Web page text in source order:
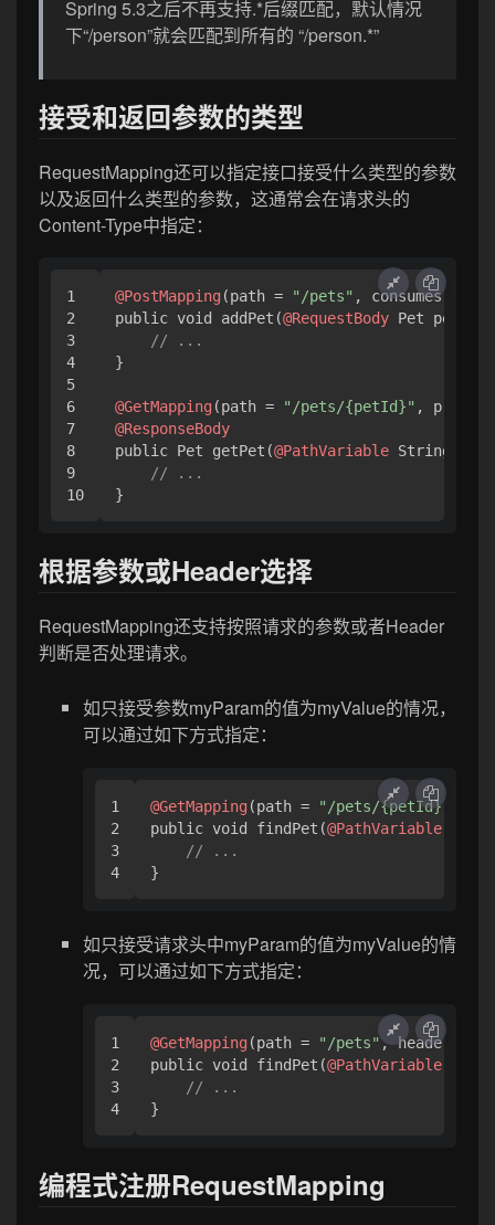
Spring 5.3之后不再支持.*后缀匹配，默认情况
下“/person”就会匹配到所有的 “/person.*”
接受和返回参数的类型
RequestMapping还可以指定接口接受什么类型的参数
以及返回什么类型的参数，这通常会在请求头的
Content-Type中指定：
1
2
3
4
5
6
7
8
9
@PostMapping(path = "/pets" , consumes =
public void addPet(@RequestBody Pet pet) {
// ...
}
@GetMapping(path = "/pets/{petId}" ,
@ResponseBody
public Pet getPet(@PathVariable String
// ...
}
根据参数或Header选择
RequestMapping还支持按照请求的参数或者Header
判断是否处理请求。
如只接受参数myParam的值为myValue的情况，
可以通过如下方式指定：
1
2
3
@GetMapping(path = "/pets/{petId}"
public void findPet(@PathVariable
// ...
}
如只接受请求头中myParam的值为myValue的情
况，可以通过如下方式指定：
1
2
3
@GetMapping(path = "/pets", headers =
public void findPet(@PathVariable
// ...
}
编程式注册RequestMapping